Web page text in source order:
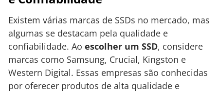
Existem várias marcas de SSDs no mercado, mas
algumas se destacam pela qualidade e
confiabilidade. Ao escolher um SSD, considere
marcas como Samsung, Crucial, Kingston e
Western Digital. Essas empresas são conhecidas
por oferecer produtos de alta qualidade e